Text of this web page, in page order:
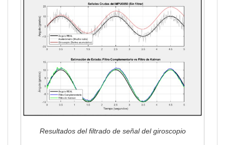
Resultados del filtrado de señal del giroscopio